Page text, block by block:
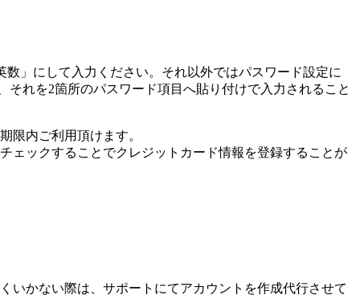
」にして入力ください。それ以外ではパスワード設定に
れを2箇所のパスワード項目へ貼り付けで入力されること
限内ご利用頂けます。
ェックすることでクレジットカード情報を登録することが
いかない際は、サポートにてアカウントを作成代行させて